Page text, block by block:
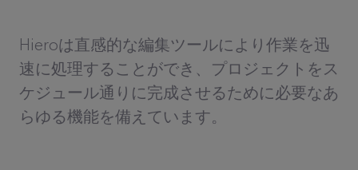
Hieroは直感的な編集ツールにより作業を迅
速に処理することができ、プロジェクトをス
ケジュール通りに完成させるために必要なあ
らゆる機能を備えています。